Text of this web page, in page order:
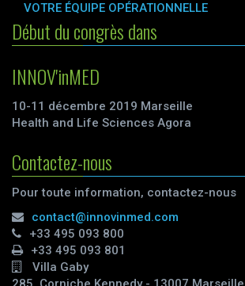
VOTRE ÉQUIPE OPÉRATIONNELLE
Début du congrès dans
INNOV'inMED
10-11 décembre 2019 Marseille
Health and Life Sciences Agora
Contactez-nous
Pour toute information, contactez-nous
contact@innovinmed.com
+33 495 093 800
+33 495 093 801
Villa Gaby